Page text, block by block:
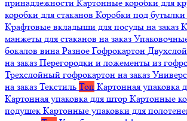
принадлежности Картонные коробки для
коробки для стаканов Коробки под бутылки
Крафтовые вкладыши для посуды на заказ
манжеты для стаканов на заказ
бокалов вина Разное Гофрокартон
на заказ Перегородки и ложементы из
Трехслойный гофрокартон на заказ
на заказ Текстиль Топ Картонная упаковка
Картонная упаковка для штор Картонные
подушек Картонные упаковки для